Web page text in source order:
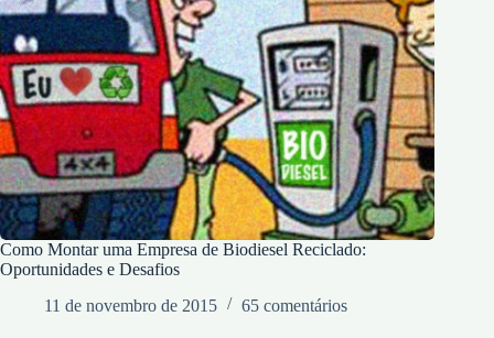
Como Montar uma Empresa de Biodiesel Reciclado:
Oportunidades e Desafios
11 de novembro de 2015
65 comentários